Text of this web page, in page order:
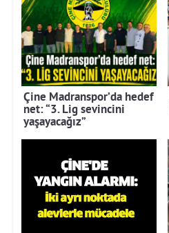
Çine Madranspor’da hedef
net: “3. Lig sevincini
yaşayacağız”